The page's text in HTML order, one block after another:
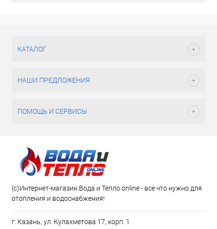
КАТАЛОГ
НАШИ ПРЕДЛОЖЕНИЯ
ПОМОЩЬ И СЕРВИСЫ
(c)Интернет-магазин Вода и Тепло online - все что нужно для
отопления и водоснабжения!
г. Казань, ул. Кулахметова 17, корп. 1